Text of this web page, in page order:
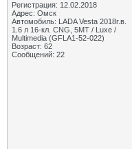
Регистрация: 12.02.2018
Адрес: Омск
Автомобиль: LADA Vesta 2018г.в.
1.6 л 16-кл. CNG, 5МТ / Luxe /
Multimedia (GFLA1-52-022)
Возраст: 62
Сообщений: 22